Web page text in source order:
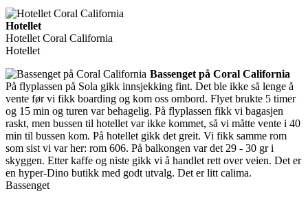
Hotellet
Hotellet Coral California
Hotellet
Bassenget på Coral California
På flyplassen på Sola gikk innsjekking fint. Det ble ikke så lenge å
vente før vi fikk boarding og kom oss ombord. Flyet brukte 5 timer
og 15 min og turen var behagelig. På flyplassen fikk vi bagasjen
raskt, men bussen til hotellet var ikke kommet, så vi måtte vente i 40
min til bussen kom. På hotellet gikk det greit. Vi fikk samme rom
som sist vi var her: rom 606. På balkongen var det 29 - 30 gr i
skyggen. Etter kaffe og niste gikk vi å handlet rett over veien. Det er
en hyper-Dino butikk med godt utvalg. Det er litt calima.
Bassenget